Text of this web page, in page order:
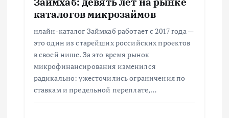
каталогов микрозаймов
нлайн-каталог Займхаб работает с 2017 года —
это один из старейших российских проектов
в своей нише. За это время рынок
микрофинансирования изменился
радикально: ужесточились ограничения по
ставкам и предельной переплате,…